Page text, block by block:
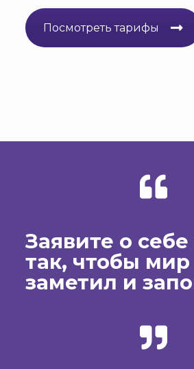
Посмотреть тарифы
Заявите о
так, чтобы мир
заметил и